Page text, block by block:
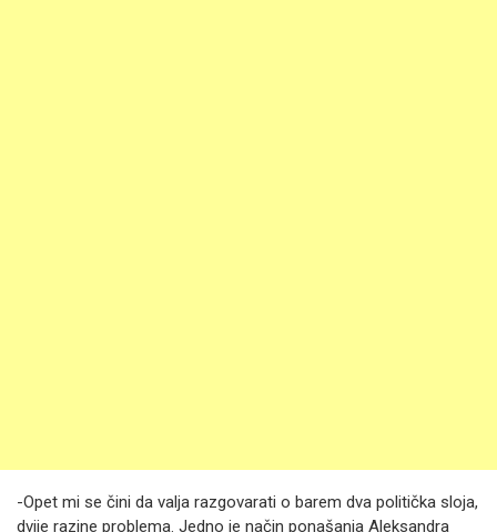
-Opet mi se čini da valja razgovarati o barem dva politička sloja,
dvije razine problema. Jedno je način ponašanja Aleksandra